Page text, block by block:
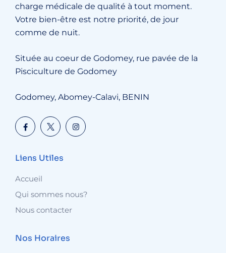
charge médicale de qualité à tout moment.
Votre bien-être est notre priorité, de jour
comme de nuit.
Située au coeur de Godomey, rue pavée de la
Pisciculture de Godomey
Godomey, Abomey-Calavi, BENIN
Liens Utiles
Accueil
Qui sommes nous?
Nous contacter
Nos Horaires